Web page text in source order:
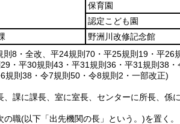
保育園
認定こども園
野洲川改修記念館
則8・全改、平24規則70・平25規則19・平
・平30規則43・平31規則36・平31規則38
規則38・令7規則50・令8規則2・一部改正)
、課に課長、室に室長、センターに所長、係に
の職(以下「出先機関の長」という。)を置く。